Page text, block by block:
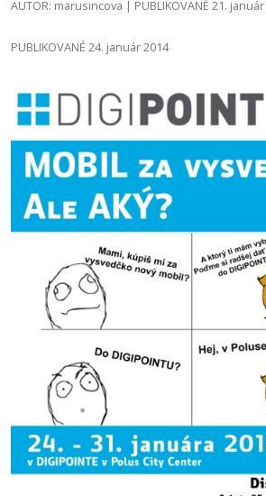
AUTOR: marusincova | PUBLIKOVANÉ 21.
PUBLIKOVANÉ 24. január 2014